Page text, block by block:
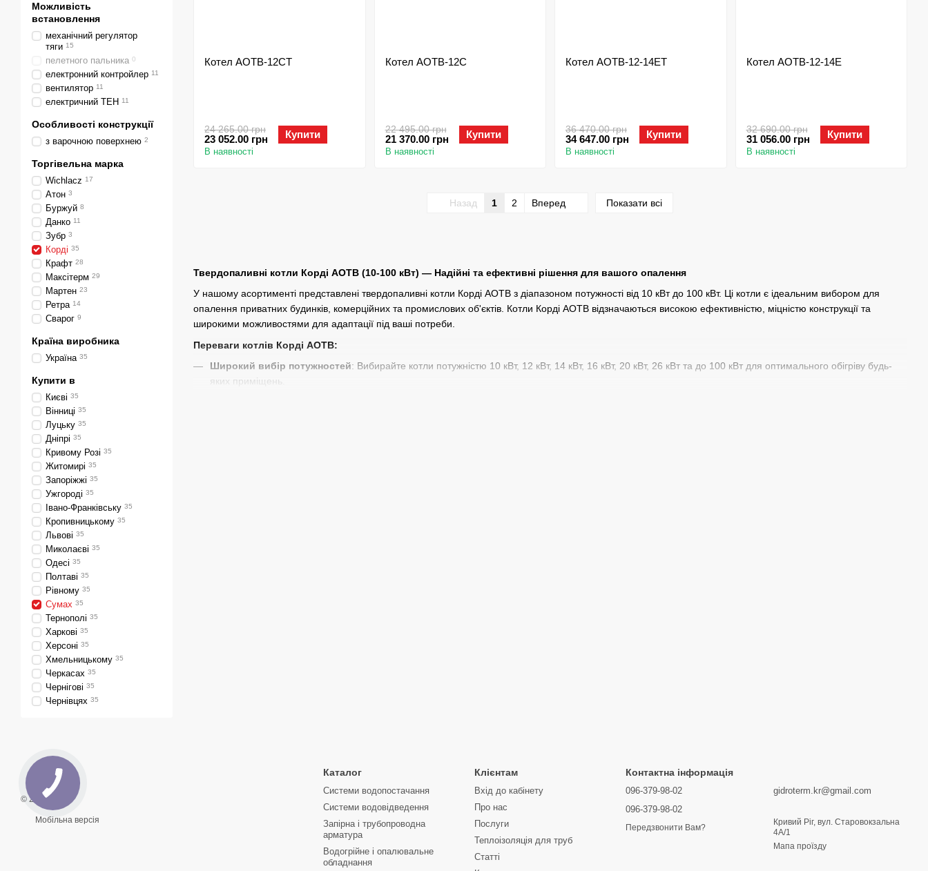
Твердопаливні котли Корді АОТВ (10-100 кВт) — Надійні та ефективні рішення для вашого опалення
У нашому асортименті представлені твердопаливні котли Корді АОТВ з діапазоном потужності від 10 кВт до 100 кВт. Ці котли є ідеальним вибором для
опалення приватних будинків, комерційних та промислових об'єктів. Котли Корді АОТВ відзначаються високою ефективністю, міцністю конструкції та
широкими можливостями для адаптації під ваші потреби.
Переваги котлів Корді АОТВ:
Широкий вибір потужностей: Вибирайте котли потужністю 10 кВт, 12 кВт, 14 кВт, 16 кВт, 20 кВт, 26 кВт та до 100 кВт для оптимального обігріву будь-
яких приміщень.
Котел АОТВ-12СТ
24 265.00 грн
23 052.00 грн Купити
В наявності
Котел АОТВ-12С
22 495.00 грн
21 370.00 грн Купити
В наявності
Котел АОТВ-12-14ЕТ
36 470.00 грн
34 647.00 грн Купити
В наявності
Котел АОТВ-12-14Е
32 690.00 грн
31 056.00 грн Купити
В наявності
Назад 1 2 Вперед Показати всі
Можливість
встановлення
механічний регулятор
тяги 15
пелетного пальника 0
електронний контройлер 11
вентилятор 11
електричний ТЕН 11
Особливості конструкції
з варочною поверхнею 2
Торгівельна марка
Wichlacz 17
Атон 3
Буржуй 8
Данко 11
Зубр 3
Корді 35
Крафт 28
Максітерм 29
Мартен 23
Ретра 14
Сварог 9
Країна виробника
Україна 35
Купити в
Києві 35
Вінниці 35
Луцьку 35
Дніпрі 35
Кривому Розі 35
Житомирі 35
Запоріжжі 35
Ужгороді 35
Івано-Франківську 35
Кропивницькому 35
Львові 35
Миколаєві 35
Одесі 35
Полтаві 35
Рівному 35
Сумах 35
Тернополі 35
Харкові 35
Херсоні 35
Хмельницькому 35
Черкасах 35
Чернігові 35
Чернівцях 35
© 2026
Мобільна версія
Каталог
Системи водопостачання
Системи водовідведення
Запірна і трубопроводна
арматура
Водогрійне і опалювальне
обладнання
Клієнтам
Вхід до кабінету
Про нас
Послуги
Теплоізоляція для труб
Статті
Контактна інформація
096-379-98-02
096-379-98-02
Передзвонити Вам?
gidroterm.kr@gmail.com
Кривий Ріг, вул. Старовокзальна
4А/1
Мапа проїзду